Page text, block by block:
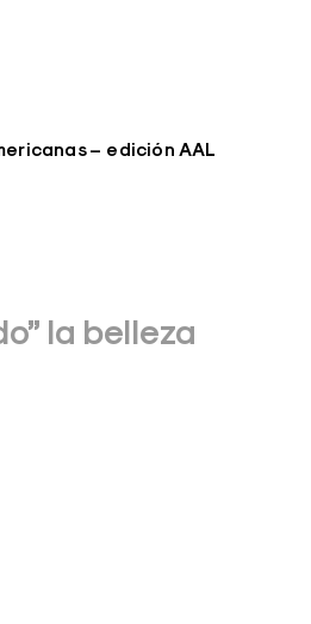
– edición AAL
la belleza